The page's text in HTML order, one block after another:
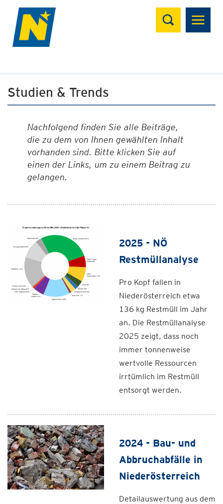
Suchen
Studien & Trends
Nachfolgend finden Sie alle Beiträge,
die zu dem von Ihnen gewählten Inhalt
vorhanden sind. Bitte klicken Sie auf
einen der Links, um zu einem Beitrag zu
gelangen.
2025 - NÖ
Restmüllanalyse
Pro Kopf fallen in
Niederösterreich etwa
136 kg Restmüll im Jahr
an. Die Restmüllanalyse
2025 zeigt, dass noch
immer tonnenweise
wertvolle Ressourcen
irrtümlich im Restmüll
entsorgt werden.
2024 - Bau- und
Abbruchabfälle in
Niederösterreich
Detailauswertung aus dem